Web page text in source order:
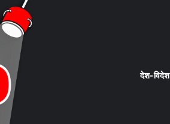
देश-विदेश